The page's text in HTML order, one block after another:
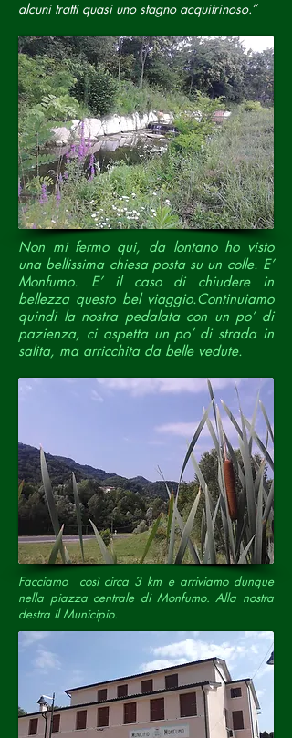
alcuni tratti quasi uno stagno acquitrinoso.”
Non mi fermo qui, da lontano ho visto
una bellissima chiesa posta su un colle. E’
Monfumo. E’ il caso di chiudere in
bellezza questo bel viaggio.Continuiamo
quindi la nostra pedalata con un po’ di
pazienza, ci aspetta un po’ di strada in
salita, ma arricchita da belle vedute.
Facciamo così circa 3 km e arriviamo dunque
nella piazza centrale di Monfumo.Alla nostra
destra il Municipio.